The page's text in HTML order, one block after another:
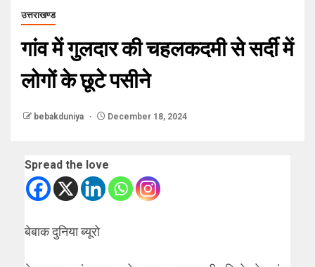
उत्तराखण्ड
गांव में गुलदार की चहलकदमी से सर्दी में
लोगों के छूटे पसीने
bebakduniya December 18, 2024
Spread the love
बेबाक दुनिया ब्यूरो